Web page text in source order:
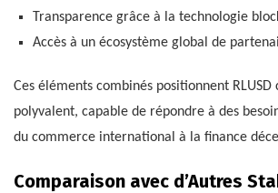
Transparence grâce à la technologie
Accès à un écosystème global de
Ces éléments combinés positionnent RLUSD
polyvalent, capable de répondre à des
du commerce international à la finance
Comparaison avec d’Autres